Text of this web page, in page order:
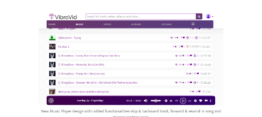
引用 https://medium.com/@BeatzCoin/beatzcoins-vibravid-
platform-completes-major-upgrade-including-new-ui-design-new-
media-player-240fab7a6944より